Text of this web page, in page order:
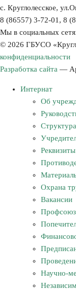
с. Круглолесское,
8 (86557) 3-72-01, 8
Мы в социальных
© 2026 ГБУСО
конфиденциальности
Разработка сайта —
Интернат
Об
Реквизиты
Охрана
Вакансии
Профсоюз
Научно-